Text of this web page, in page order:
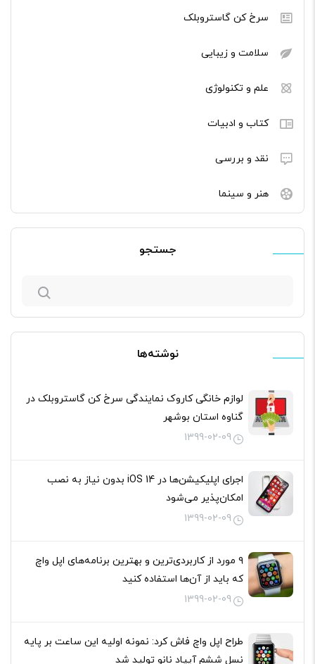
سرخ کن گاستروبلک
سلامت و زیبایی
علم و تکنولوژی
کتاب و ادبیات
نقد و بررسی
هنر و سینما
جستجو
نوشته‌ها
لوازم خانگی کاروک نمایندگی سرخ کن گاستروبلک در
گناوه استان بوشهر
1399-02-09
اجرای اپلیکیشن‌ها در iOS 14 بدون نیاز به نصب
امکان‌پذیر می‌شود
1399-02-09
۹ مورد از کاربردی‌ترین و بهترین برنامه‌های اپل واچ
که باید از آن‌ها استفاده کنید
1399-02-09
طراح اپل واچ فاش کرد: نمونه اولیه این ساعت بر پایه
نسل ششم آیپاد نانو تولید شد